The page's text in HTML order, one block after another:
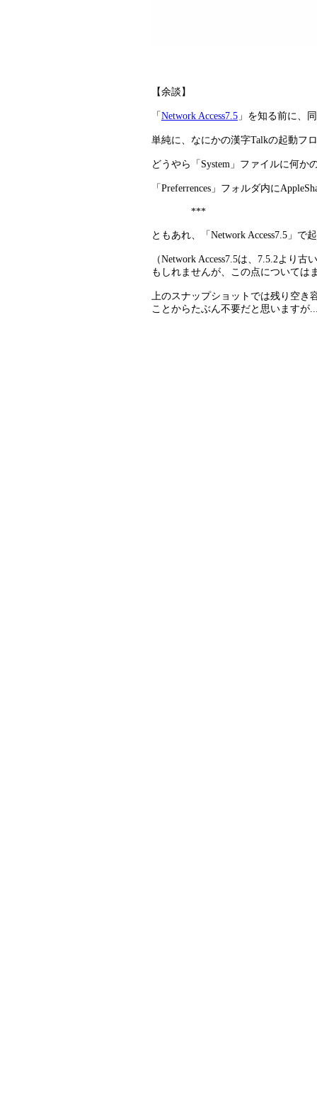
【余談】
「 Network Access7.5 」を知る前に、
単純に、なにかの漢字Talkの起動フ
どうやら「System」ファイルに何
「Preferrences」フォルダ内に
***
ともあれ、「Network Access7.5」
（Network Access7.5は、7.5.2より
もしれませんが、この点については
上のスナップショットでは残り空き
ことからたぶん不要だと思いますが